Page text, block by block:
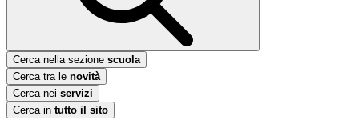
Cerca nella sezione scuola
Cerca tra le novità
Cerca nei servizi
Cerca in tutto il sito